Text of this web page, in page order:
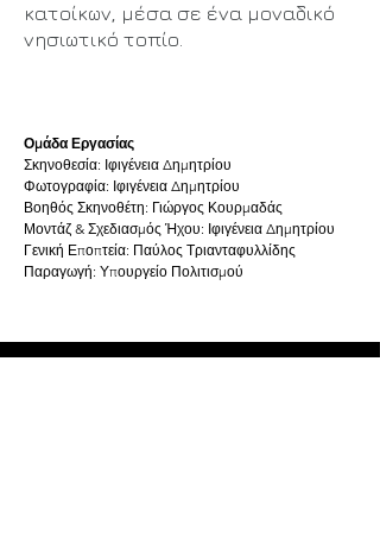
κατοίκων, μέσα σε ένα μοναδικό
νησιωτικό τοπίο.
Ομάδα Εργασίας
Σκηνοθεσία: Ιφιγένεια Δημητρίου
Φωτογραφία: Ιφιγένεια Δημητρίου
Βοηθός Σκηνοθέτη: Γιώργος Κουρμαδάς
Μοντάζ & Σχεδιασμός Ήχου: Ιφιγένεια Δημητρίου
Γενική Εποπτεία: Παύλος Τριανταφυλλίδης
Παραγωγή: Υπουργείο Πολιτισμού